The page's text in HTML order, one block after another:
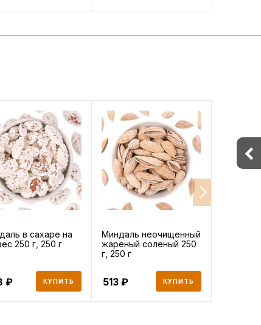
в сахаре на
250 г, 250 г
КУПИТЬ
Миндаль неочищенный
жареный соленый 250
г, 250 г
513 КУПИТЬ